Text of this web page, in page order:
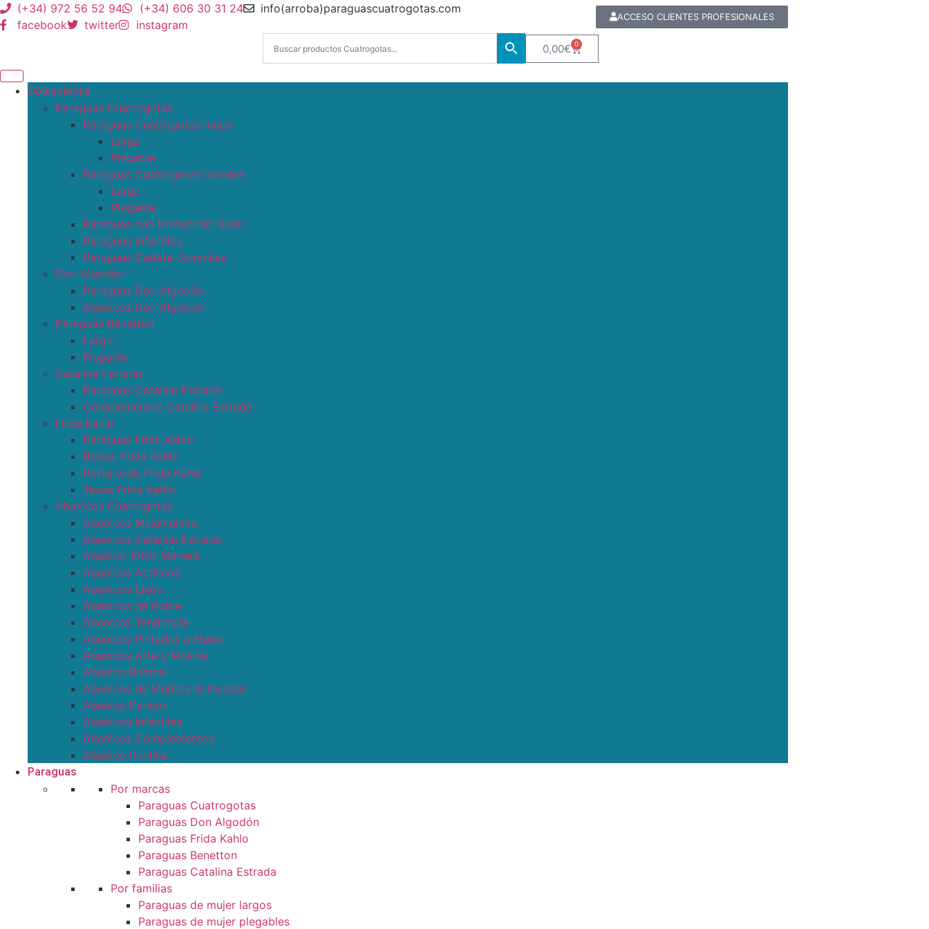
(+34) 972 56 52 94 (+34) 606 30 31 24
info(arroba)paraguascuatrogotas.com
facebook
twitter instagram
ACCESO CLIENTES PROFESIONALES
0,00€ 0
Colecciones
Paraguas Cuatrogotas
Paraguas Cuatrogotas mujer
Largo
Plegable
Paraguas Cuatrogotas hombre
Largo
Plegable
Paraguas con Protección Solar
Paraguas infantiles
Paraguas Cadete-Juveniles
Don Algodón
Paraguas Don Algodón
Abanicos Don Algodon
Paraguas Benetton
Largo
Plegable
Catalina Estrada
Paraguas Catalina Estrada
Complementos Catalina Estrada
Frida Kahlo
Paraguas Frida Kahlo
Bolsas Frida Kahlo
Porta todo Frida Kahlo
Tazas Frida Kahlo
Abanicos Cuatrogotas
Abanicos Malamalaka
Abanicos Catalina Estrada
Abanico 100% Madera
Abanicos Acrílicos
Abanicos Lisos
Abanicos de Roble
Abanicos Tendencia
Abanicos Pintados a Mano
Abanicos Arte y Música
Abanico Bambú
Abanicos de Madera Artesanal
Abanico Pericon
Abanicos Infantiles
Abanicos Complementos
Abanico Puntilla
Paraguas
Por marcas
Paraguas Cuatrogotas
Paraguas Don Algodón
Paraguas Frida Kahlo
Paraguas Benetton
Paraguas Catalina Estrada
Por familias
Paraguas de mujer largos
Paraguas de mujer plegables